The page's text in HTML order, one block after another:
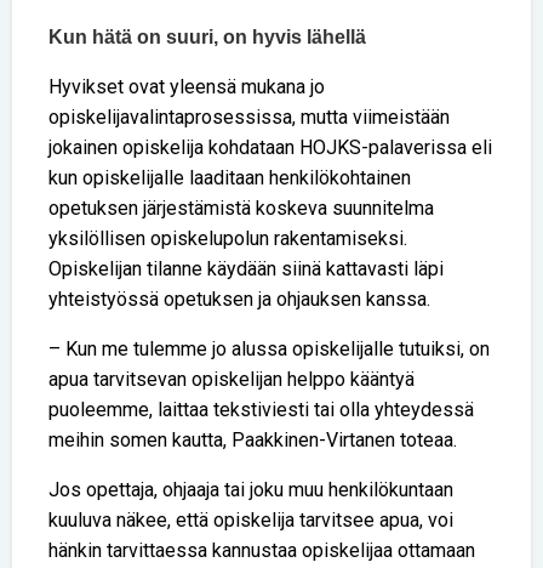
Kun hätä on suuri, on hyvis lähellä
Hyvikset ovat yleensä mukana jo
opiskelijavalintaprosessissa, mutta viimeistään
jokainen opiskelija kohdataan HOJKS-palaverissa eli
kun opiskelijalle laaditaan henkilökohtainen
opetuksen järjestämistä koskeva suunnitelma
yksilöllisen opiskelupolun rakentamiseksi.
Opiskelijan tilanne käydään siinä kattavasti läpi
yhteistyössä opetuksen ja ohjauksen kanssa.
– Kun me tulemme jo alussa opiskelijalle tutuiksi, on
apua tarvitsevan opiskelijan helppo kääntyä
puoleemme, laittaa tekstiviesti tai olla yhteydessä
meihin somen kautta, Paakkinen-Virtanen toteaa.
Jos opettaja, ohjaaja tai joku muu henkilökuntaan
kuuluva näkee, että opiskelija tarvitsee apua, voi
hänkin tarvittaessa kannustaa opiskelijaa ottamaan